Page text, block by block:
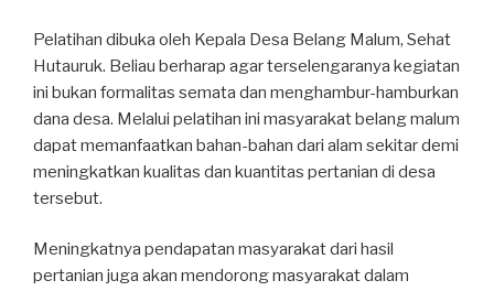
Pelatihan dibuka oleh Kepala Desa Belang Malum, Sehat
Hutauruk. Beliau berharap agar terselengaranya kegiatan
ini bukan formalitas semata dan menghambur-hamburkan
dana desa. Melalui pelatihan ini masyarakat belang malum
dapat memanfaatkan bahan-bahan dari alam sekitar demi
meningkatkan kualitas dan kuantitas pertanian di desa
tersebut.
Meningkatnya pendapatan masyarakat dari hasil
pertanian juga akan mendorong masyarakat dalam